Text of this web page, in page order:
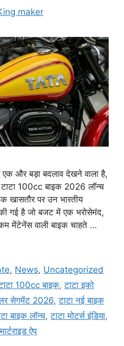
maker
एक और बड़ा बदलाव देखने वाला है,
टाटा 100cc बाइक 2026 लॉन्च
खासतौर पर उन भारतीय
गई है जो बजट में एक भरोसेमंद,
मेंटेनेंस वाली बाइक चाहते …
, News, Uncategorized
100cc बाइक,टाटा इको
सेगमेंट 2026,टाटा नई बाइक
बाइक लॉन्च,टाटा मोटर्स इंडिया,
ऐप